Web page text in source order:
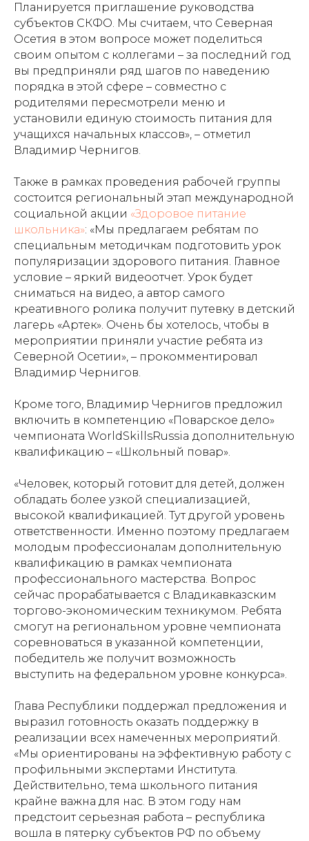
Планируется приглашение руководства
субъектов СКФО. Мы считаем, что Северная
Осетия в этом вопросе может поделиться
своим опытом с коллегами – за последний год
вы предприняли ряд шагов по наведению
порядка в этой сфере – совместно с
родителями пересмотрели меню и
установили единую стоимость питания для
учащихся начальных классов», – отметил
Владимир Чернигов.
Также в рамках проведения рабочей группы
состоится региональный этап международной
социальной акции «Здоровое питание
школьника»: «Мы предлагаем ребятам по
специальным методичкам подготовить урок
популяризации здорового питания. Главное
условие – яркий видеоотчет. Урок будет
сниматься на видео, а автор самого
креативного ролика получит путевку в детский
лагерь «Артек». Очень бы хотелось, чтобы в
мероприятии приняли участие ребята из
Северной Осетии», – прокомментировал
Владимир Чернигов.
Кроме того, Владимир Чернигов предложил
включить в компетенцию «Поварское дело»
чемпионата WorldSkillsRussia дополнительную
квалификацию – «Школьный повар».
«Человек, который готовит для детей, должен
обладать более узкой специализацией,
высокой квалификацией. Тут другой уровень
ответственности. Именно поэтому предлагаем
молодым профессионалам дополнительную
квалификацию в рамках чемпионата
профессионального мастерства. Вопрос
сейчас прорабатывается с Владикавказским
торгово-экономическим техникумом. Ребята
смогут на региональном уровне чемпионата
соревноваться в указанной компетенции,
победитель же получит возможность
выступить на федеральном уровне конкурса».
Глава Республики поддержал предложения и
выразил готовность оказать поддержку в
реализации всех намеченных мероприятий.
«Мы ориентированы на эффективную работу с
профильными экспертами Института.
Действительно, тема школьного питания
крайне важна для нас. В этом году нам
предстоит серьезная работа – республика
вошла в пятерку субъектов РФ по объему